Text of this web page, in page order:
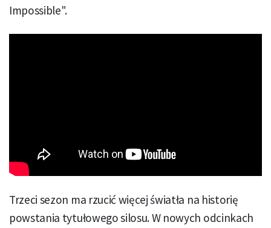
Impossible".
Trzeci sezon ma rzucić więcej światła na historię
powstania tytułowego silosu. W nowych odcinkach